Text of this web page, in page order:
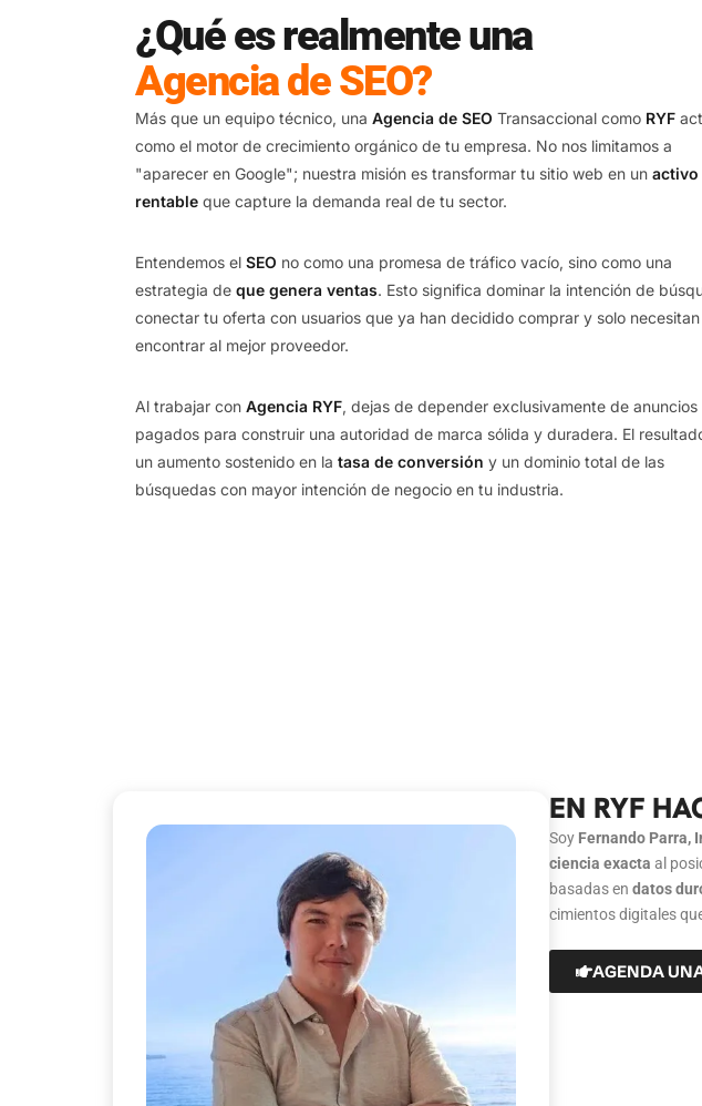
¿Qué es realmente una
Agencia de SEO?
Más que un equipo técnico, una Agencia de SEO Transaccional como RYF
como el motor de crecimiento orgánico de tu empresa. No nos limitamos a
"aparecer en Google"; nuestra misión es transformar tu sitio web en un activo
rentable que capture la demanda real de tu sector.
Entendemos el SEO no como una promesa de tráfico vacío, sino como una
estrategia de que genera ventas. Esto significa dominar la intención de
conectar tu oferta con usuarios que ya han decidido comprar y solo necesitan
encontrar al mejor proveedor.
Al trabajar con Agencia RYF, dejas de depender exclusivamente de anuncios
pagados para construir una autoridad de marca sólida y duradera. El
un aumento sostenido en la tasa de conversión y un dominio total de las
búsquedas con mayor intención de negocio en tu industria.
EN RYF
Soy Fernando Parra,
ciencia exacta al
basadas en datos
cimientos digitales
AGENDA